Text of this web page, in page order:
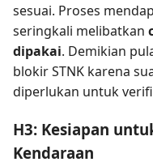
sesuai. Proses
seringkali melibatkan
dipakai. Demikian
blokir STNK karena
diperlukan untuk
H3: Kesiapan
Kendaraan